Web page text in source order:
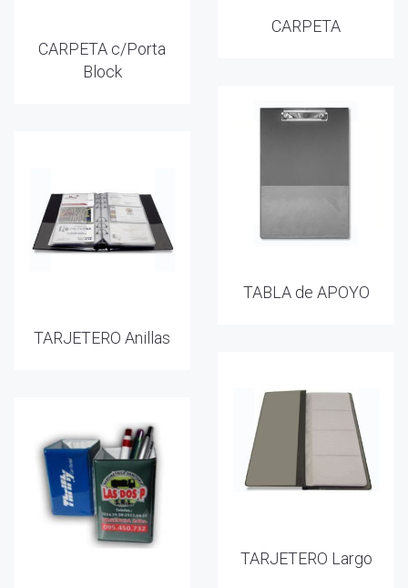
CARPETA
CARPETA c/Porta
Block
TABLA de APOYO
TARJETERO Anillas
TARJETERO Largo